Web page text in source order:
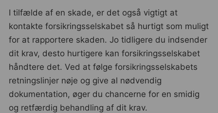
I tilfælde af en skade, er det også vigtigt at
kontakte forsikringsselskabet så hurtigt som muligt
for at rapportere skaden. Jo tidligere du indsender
dit krav, desto hurtigere kan forsikringsselskabet
håndtere det. Ved at følge forsikringsselskabets
retningslinjer nøje og give al nødvendig
dokumentation, øger du chancerne for en smidig
og retfærdig behandling af dit krav.